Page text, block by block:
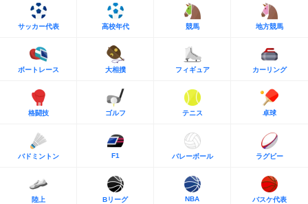
サッカー代表 高校年代 競馬 地方競馬
ボートレース 大相撲 フィギュア カーリング
格闘技 ゴルフ テニス 卓球
バドミントン F1 バレーボール ラグビー
陸上 Bリーグ NBA バスケ代表